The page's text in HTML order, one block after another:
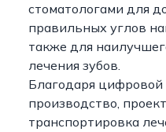
стоматологами для
правильных углов
также для
лечения зубов.
Благодаря цифровой
производство,
транспортировка